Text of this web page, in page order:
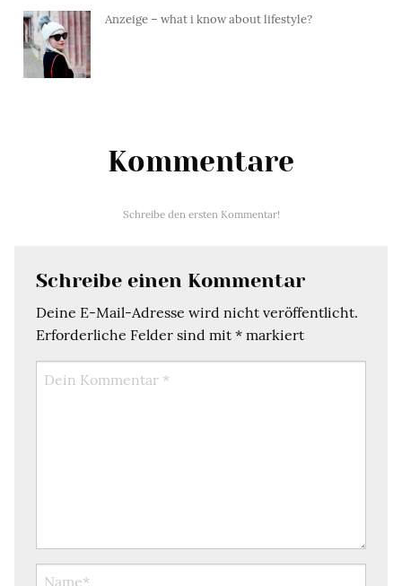
Anzeige – what i know about lifestyle?
Kommentare
Schreibe den ersten Kommentar!
Schreibe einen Kommentar
Deine E-Mail-Adresse wird nicht veröffentlicht.
Erforderliche Felder sind mit * markiert